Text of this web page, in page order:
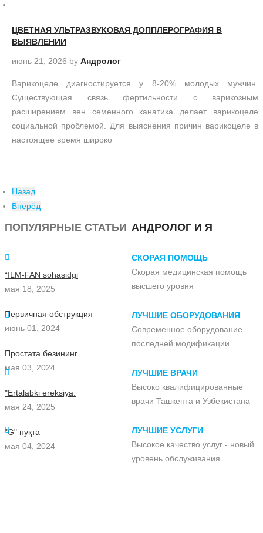
ЦВЕТНАЯ УЛЬТРАЗВУКОВАЯ ДОППЛЕРОГРАФИЯ В
ВЫЯВЛЕНИИ
июнь 21, 2026 by Андролог
Варикоцеле диагностируется у 8-20% молодых мужчин.
Существующая связь фертильности с варикозным
расширением вен семенного канатика делает варикоцеле
социальной проблемой. Для выяснения причин варикоцеле в
настоящее время широко
Назад
Вперёд
ПОПУЛЯРНЫЕ СТАТЬИ
“ILM-FAN sohasidgi
мая 18, 2025
Первичная обструкция
июнь 01, 2024
Простата безининг
мая 03, 2024
"Ertalabki ereksiya:
мая 24, 2025
"G" нуқта
мая 04, 2024
АНДРОЛОГ И Я
СКОРАЯ ПОМОЩЬ
Скорая медицинская помощь
высшего уровня
ЛУЧШИЕ ОБОРУДОВАНИЯ
Современное оборудование
последней модификации
ЛУЧШИЕ ВРАЧИ
Высоко квалифицированные
врачи Ташкента и Узбекистана
ЛУЧШИЕ УСЛУГИ
Высокое качество услуг - новый
уровень обслуживания